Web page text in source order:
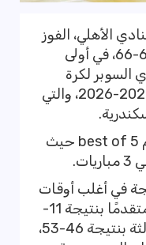
الأهلي، الفوز
على الاتحاد السكندري بنتيجة 68-66، في أولى
السوبر لكرة
السلة للرجال للموسم الرياضي 2025-2026، والتي
وتقام مباريات الدور النهائي بنظام best of 5 حيث
في أغلب أوقات
المباراة حيث أنهي الفترة الأولى متقدمًا بنتيجة 11-
14، والثانية بنتيجة 26-35، والثالثة بنتيجة 46-53،